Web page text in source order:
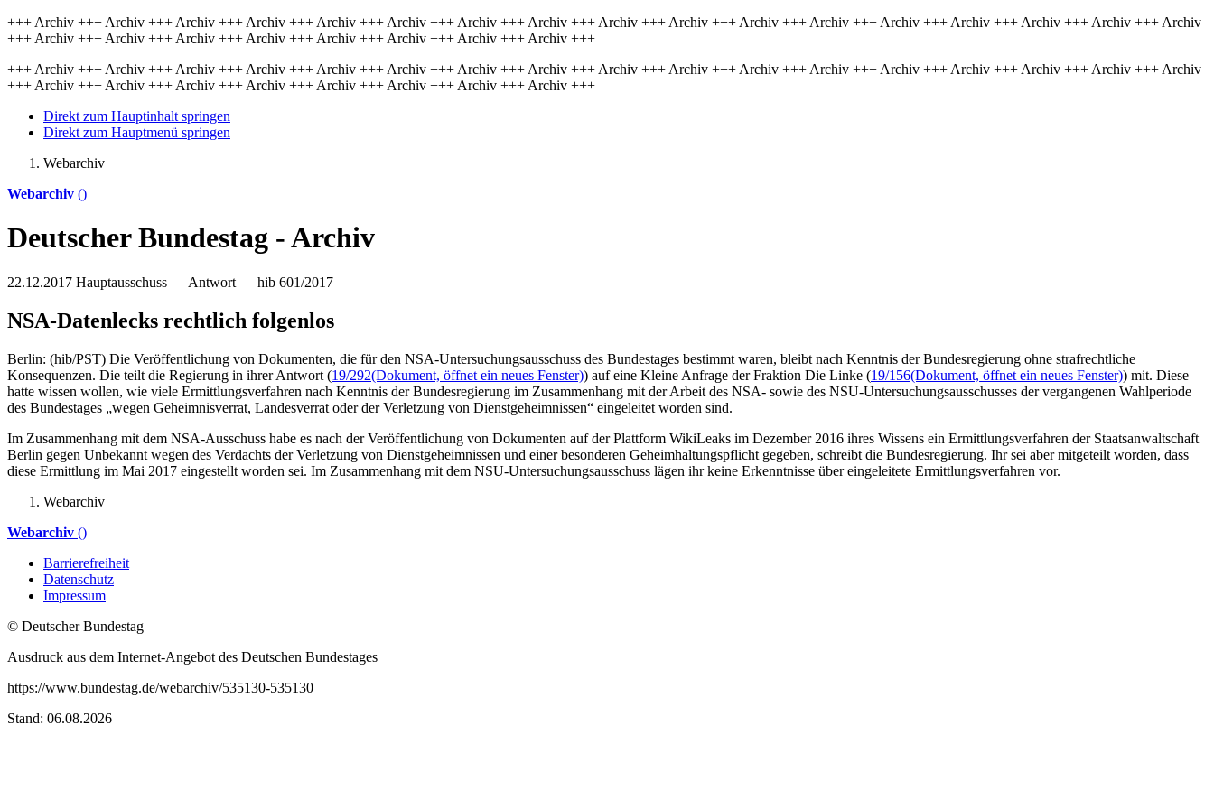
+++ Archiv +++ Archiv +++ Archiv +++ Archiv +++ Archiv +++ Archiv +++ Archiv +++ Archiv +++ Archiv +++ Archiv +++ Archiv +++ Archiv +++ Archiv +++ Archiv +++ Archiv +++ Archiv +++ Archiv
+++ Archiv +++ Archiv +++ Archiv +++ Archiv +++ Archiv +++ Archiv +++ Archiv +++ Archiv +++
+++ Archiv +++ Archiv +++ Archiv +++ Archiv +++ Archiv +++ Archiv +++ Archiv +++ Archiv +++ Archiv +++ Archiv +++ Archiv +++ Archiv +++ Archiv +++ Archiv +++ Archiv +++ Archiv +++ Archiv
+++ Archiv +++ Archiv +++ Archiv +++ Archiv +++ Archiv +++ Archiv +++ Archiv +++ Archiv +++
Direkt zum Hauptinhalt springen
Direkt zum Hauptmenü springen
Webarchiv
Webarchiv ()
Deutscher Bundestag - Archiv
22.12.2017 Hauptausschuss — Antwort — hib 601/2017
NSA-Datenlecks rechtlich folgenlos
Berlin: (hib/PST) Die Veröffentlichung von Dokumenten, die für den NSA-Untersuchungsausschuss des Bundestages bestimmt waren, bleibt nach Kenntnis der Bundesregierung ohne strafrechtliche
Konsequenzen. Die teilt die Regierung in ihrer Antwort (19/292(Dokument, öffnet ein neues Fenster)) auf eine Kleine Anfrage der Fraktion Die Linke (19/156(Dokument, öffnet ein neues Fenster)) mit. Diese
hatte wissen wollen, wie viele Ermittlungsverfahren nach Kenntnis der Bundesregierung im Zusammenhang mit der Arbeit des NSA- sowie des NSU-Untersuchungsausschusses der vergangenen Wahlperiode
des Bundestages „wegen Geheimnisverrat, Landesverrat oder der Verletzung von Dienstgeheimnissen“ eingeleitet worden sind.
Im Zusammenhang mit dem NSA-Ausschuss habe es nach der Veröffentlichung von Dokumenten auf der Plattform WikiLeaks im Dezember 2016 ihres Wissens ein Ermittlungsverfahren der Staatsanwaltschaft
Berlin gegen Unbekannt wegen des Verdachts der Verletzung von Dienstgeheimnissen und einer besonderen Geheimhaltungspflicht gegeben, schreibt die Bundesregierung. Ihr sei aber mitgeteilt worden, dass
diese Ermittlung im Mai 2017 eingestellt worden sei. Im Zusammenhang mit dem NSU-Untersuchungsausschuss lägen ihr keine Erkenntnisse über eingeleitete Ermittlungsverfahren vor.
Webarchiv
Webarchiv ()
Barrierefreiheit
Datenschutz
Impressum
© Deutscher Bundestag
Ausdruck aus dem Internet-Angebot des Deutschen Bundestages
https://www.bundestag.de/webarchiv/535130-535130
Stand: 06.08.2026